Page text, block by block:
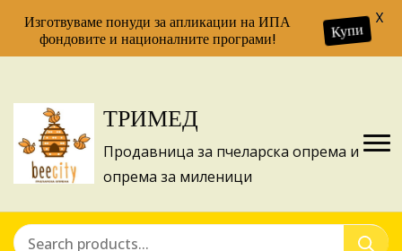
ТРИМЕД
Продавница за пчеларска опрема и
опрема за миленици
Изготвуваме понуди за апликации на ИПА
фондовите и националните програми!
Купи
X